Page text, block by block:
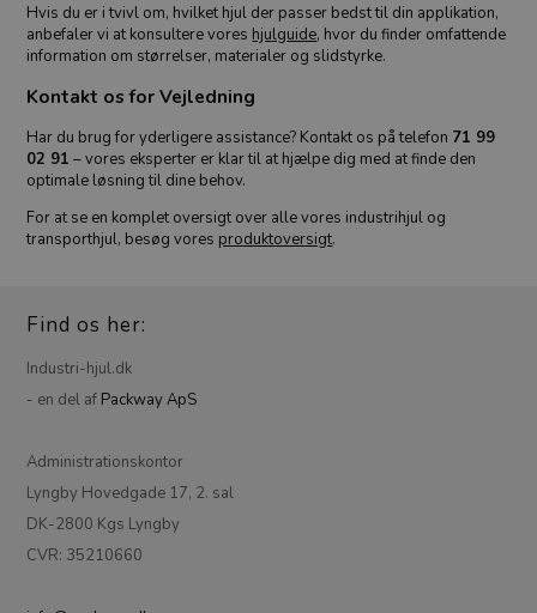
Hvis du er i tvivl om, hvilket hjul der passer bedst til din applikation,
anbefaler vi at konsultere vores hjulguide, hvor du finder omfattende
information om størrelser, materialer og slidstyrke.
Kontakt os for Vejledning
Har du brug for yderligere assistance? Kontakt os på telefon 71 99
02 91 – vores eksperter er klar til at hjælpe dig med at finde den
optimale løsning til dine behov.
For at se en komplet oversigt over alle vores industrihjul og
transporthjul, besøg vores produktoversigt.
Find os her:
Industri-hjul.dk
- en del af Packway ApS
Administrationskontor
Lyngby Hovedgade 17, 2. sal
DK-2800 Kgs Lyngby
CVR: 35210660